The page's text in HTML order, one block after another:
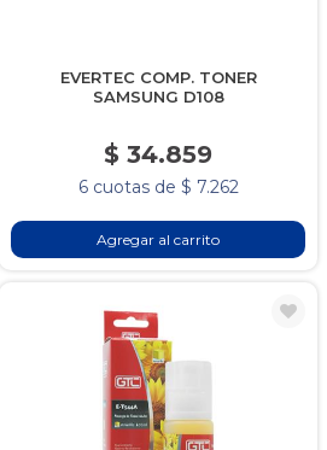
EVERTEC COMP. TONER
SAMSUNG D108
$ 34.859
6 cuotas de $ 7.262
Agregar al carrito